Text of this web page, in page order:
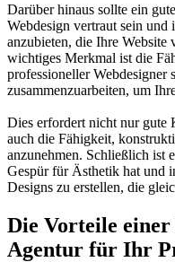
Darüber hinaus sollte ein
Webdesign vertraut sein
anzubieten, die Ihre Website
wichtiges Merkmal ist die
professioneller Webdesigner
zusammenzuarbeiten, um
Dies erfordert nicht nur gute
auch die Fähigkeit,
anzunehmen. Schließlich ist
Gespür für Ästhetik hat und
Designs zu erstellen, die
Die Vorteile einer
Agentur für Ihr